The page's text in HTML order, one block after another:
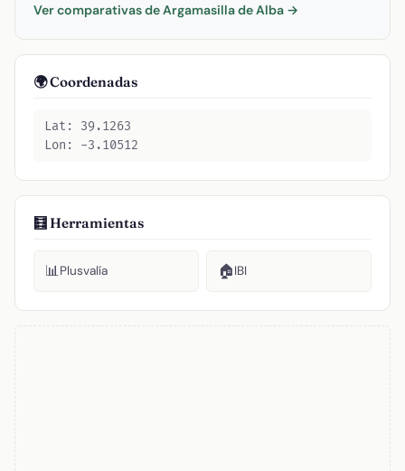
Ver comparativas de Argamasilla de Alba →
🌍 Coordenadas
Lat: 39.1263
Lon: -3.10512
🧮 Herramientas
📊Plusvalía 🏠IBI